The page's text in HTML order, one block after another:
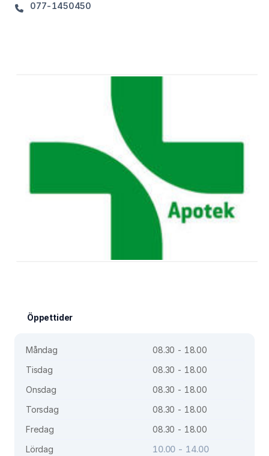
077-1450450
Öppettider
Måndag
08.30 - 18.00
Tisdag
08.30 - 18.00
Onsdag
08.30 - 18.00
Torsdag
08.30 - 18.00
Fredag
08.30 - 18.00
Lördag
10.00 - 14.00